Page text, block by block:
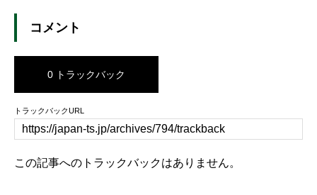
コメント
0 トラックバック
トラックバックURL
この記事へのトラックバックはありません。